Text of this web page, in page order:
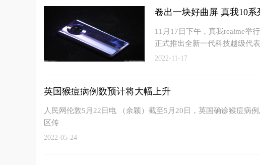
卷出一块好曲屏 真我10
11月17日下午，真我realme举
正式推出全新一代科技越级代
2022-11-17
英国猴痘病例数预计将大幅上升
人民网伦敦5月22日电 （余颖）截至5月20日，英国确诊猴痘病
区传
2022-05-24